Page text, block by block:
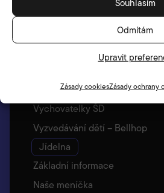
Souhlasím
Odmítám
Upravit
Zásady cookiesZásady ochrany
Družina
Školní klub
Vychovatelky ŠD
Vyzvedávání dětí – Bellhop
Jídelna
Základní informace
Naše meníčka